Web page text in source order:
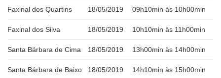
Faxinal dos Quartins 18/05/2019 09h10min às 10h00min
Faxinal dos Silva 18/05/2019 10h10min às 11h00min
Santa Bárbara de Cima 18/05/2019 13h00min às 14h00min
Santa Bárbara de Baixo 18/05/2019 14h10min às 15h00min